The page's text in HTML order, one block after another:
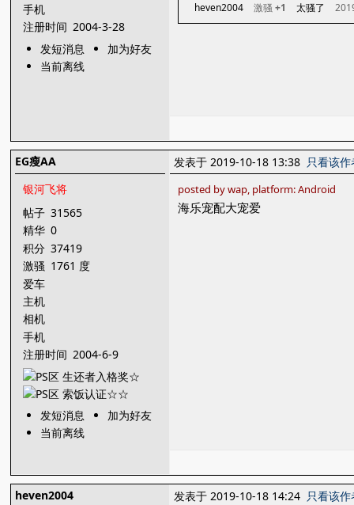
手机
注册时间 2004-3-28
发短消息
加为好友
当前离线
heven2004
激骚+1 太骚了
EG瘦AA
银河飞将
帖子 31565
精华 0
积分 37419
激骚 1761 度
爱车
主机
相机
手机
注册时间 2004-6-9
发短消息
加为好友
当前离线
发表于 2019-10-18 13:38 只看该作
posted by wap, platform: Android
海乐宠配大宠爱
heven2004
发表于 2019-10-18 14:24 只看该作